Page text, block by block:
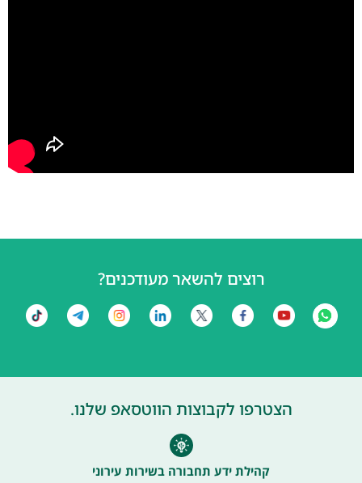
רוצים להשאר מעודכנים?
הצטרפו לקבוצות הווטסאפ שלנו.
קהילת ידע תחבורה בשירות עירוני